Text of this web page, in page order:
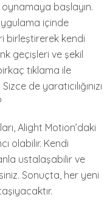
başlayın.
içinde
birleştirerek kendi
geçişleri ve şekil
tıklama ile
de yaratıcılığınızı
Alight Motion’daki
olabilir. Kendi
ustalaşabilir ve
Sonuçta, her yeni